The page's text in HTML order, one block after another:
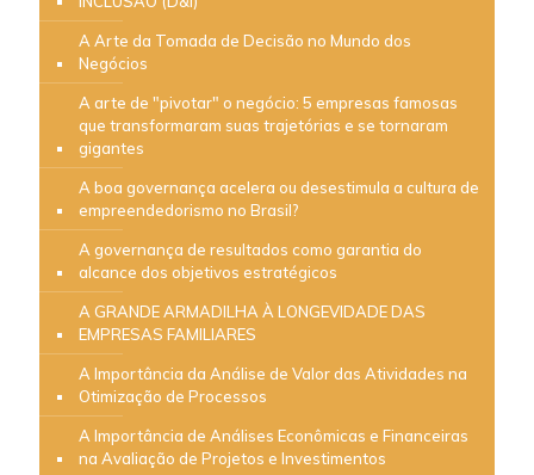
A Arte da Tomada de Decisão no Mundo dos
Negócios
A arte de "pivotar" o negócio: 5 empresas famosas
que transformaram suas trajetórias e se tornaram
gigantes
A boa governança acelera ou desestimula a cultura de
empreendedorismo no Brasil?
A governança de resultados como garantia do
alcance dos objetivos estratégicos
A GRANDE ARMADILHA À LONGEVIDADE DAS
EMPRESAS FAMILIARES
A Importância da Análise de Valor das Atividades na
Otimização de Processos
A Importância de Análises Econômicas e Financeiras
na Avaliação de Projetos e Investimentos